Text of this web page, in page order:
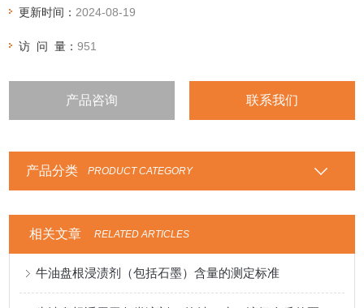
更新时间： 2024-08-19
访 问 量：951
产品咨询 联系我们
产品分类 PRODUCT CATEGORY
相关文章 RELATED ARTICLES
牛油盘根浸渍剂（包括石墨）含量的测定标准